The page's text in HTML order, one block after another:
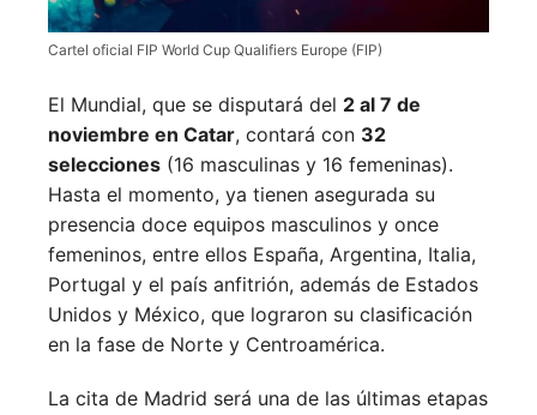
Cartel oficial FIP World Cup Qualifiers Europe (FIP)
El Mundial, que se disputará del 2 al 7 de
noviembre en Catar, contará con 32
selecciones (16 masculinas y 16 femeninas).
Hasta el momento, ya tienen asegurada su
presencia doce equipos masculinos y once
femeninos, entre ellos España, Argentina, Italia,
Portugal y el país anfitrión, además de Estados
Unidos y México, que lograron su clasificación
en la fase de Norte y Centroamérica.
La cita de Madrid será una de las últimas etapas